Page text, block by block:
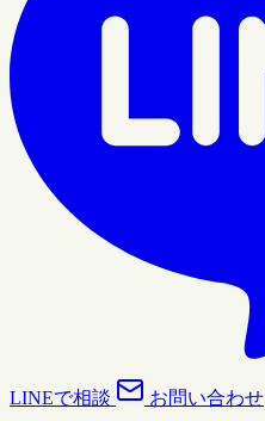
LINEで相談 お問い合わせ